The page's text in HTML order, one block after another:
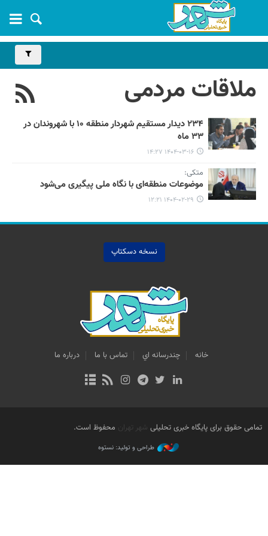
ملاقات مردمی
۲۳۴ دیدار مستقیم شهردار منطقه ۱۰ با شهروندان در
۳۳ ماه
۱۴۰۴-۰۳-۱۶ ۱۴:۲۷
متکی:
موضوعات منطقه‌ای با نگاه ملی پیگیری می‌شود
۱۴۰۴-۰۲-۲۹ ۱۲:۲۱
نسخه دسکتاپ
خانه چندرسانه اي تماس با ما درباره ما
تمامی حقوق برای پایگاه خبری تحلیلی شهر تهران محفوظ است.
طراحی و تولید: نستوه